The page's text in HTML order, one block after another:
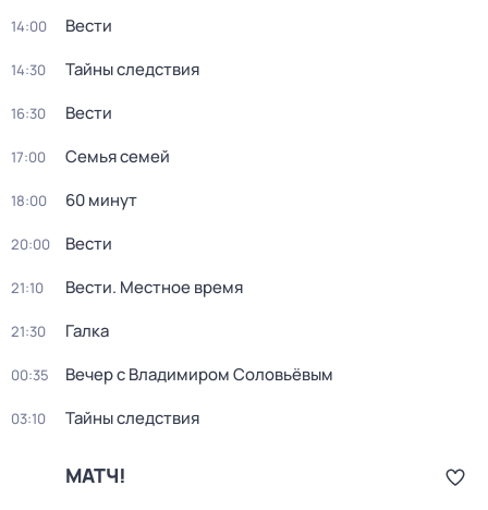
14:00 Вести
14:30 Тайны следствия
16:30 Вести
17:00 Семья семей
18:00 60 минут
20:00 Вести
21:10 Вести. Местное время
21:30 Галка
00:35 Вечер с Владимиром Соловьёвым
03:10 Тайны следствия
МАТЧ!